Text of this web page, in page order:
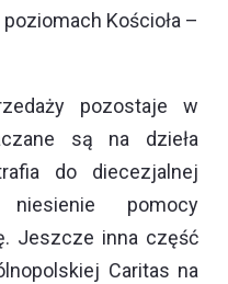
Kościoła –
pozostaje w
są na dzieła
do diecezjalnej
pomocy
Jeszcze inna część
Caritas na